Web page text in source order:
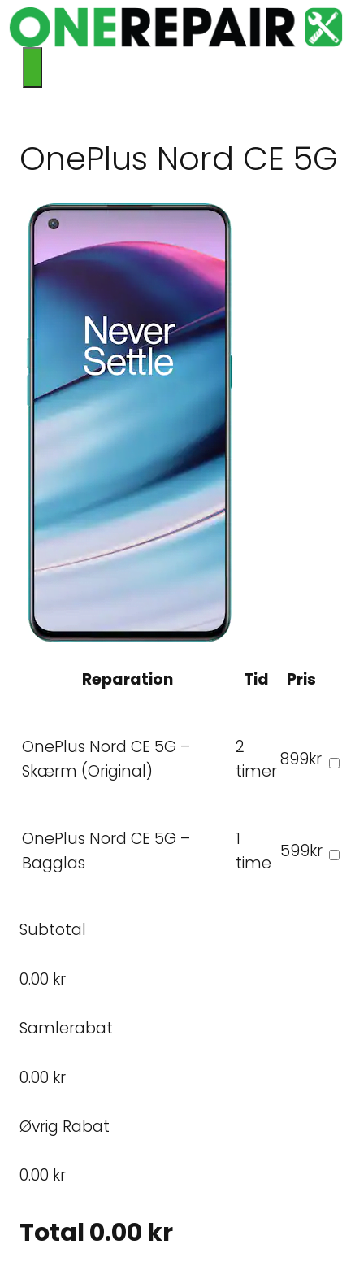
Hop
til
Menu
OnePlus Nord CE 5G
Reparation Tid Pris
OnePlus Nord CE 5G –
Skærm (Original)
2
timer
899kr
OnePlus Nord CE 5G –
Bagglas
1
time
599kr
Subtotal
0.00 kr
Samlerabat
0.00 kr
Øvrig Rabat
0.00 kr
Total0.00 kr